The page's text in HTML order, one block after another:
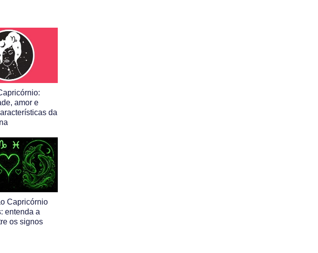
amor e
da
Capricórnio
entenda a
os signos